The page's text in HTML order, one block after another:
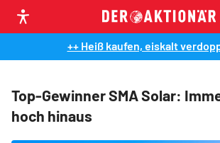
++ Heiß kaufen, eiskalt
Top-Gewinner SMA Solar:
hoch hinaus